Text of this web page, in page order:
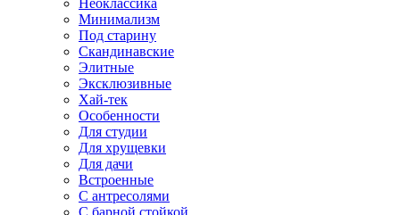
Неоклассика
Минимализм
Под старину
Скандинавские
Элитные
Эксклюзивные
Хай-тек
Особенности
Для студии
Для хрущевки
Для дачи
Встроенные
С антресолями
С барной стойкой